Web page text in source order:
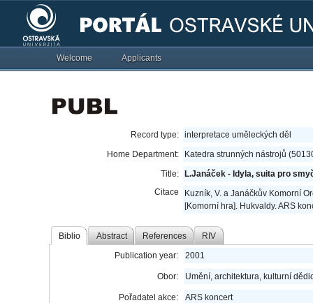
Welcome Applicants
Record type: interpretace uměleckých děl
Home Department:
Katedra strunných nástrojů
Title:
L.Janáček - Idyla, suita pro
Citace
Kuzník, V. a Janáčkův Komorní
[Komorní hra]. Hukvaldy. ARS
Biblio Abstract References RIV
Publication year: 2001
Obor: Umění, architektura, kulturní
Pořadatel akce: ARS koncert